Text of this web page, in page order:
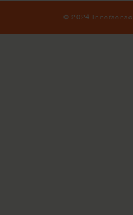
© 2024 Innersense